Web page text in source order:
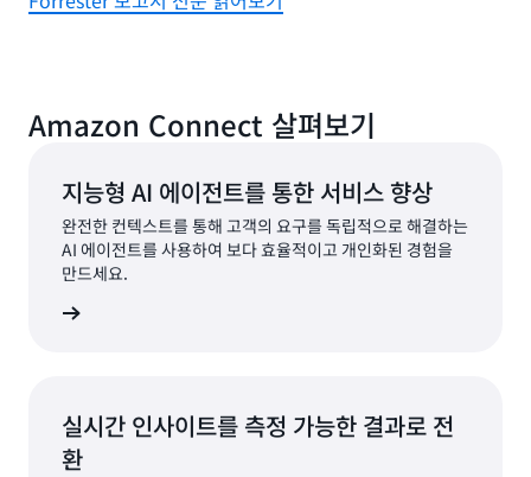
Amazon Connect 살펴보기
지능형 AI 에이전트를 통한 서비스 향상
완전한 컨텍스트를 통해 고객의 요구를 독립적으로 해결하는
AI 에이전트를 사용하여 보다 효율적이고 개인화된 경험을
만드세요.
실시간 인사이트를 측정 가능한 결과로 전
환